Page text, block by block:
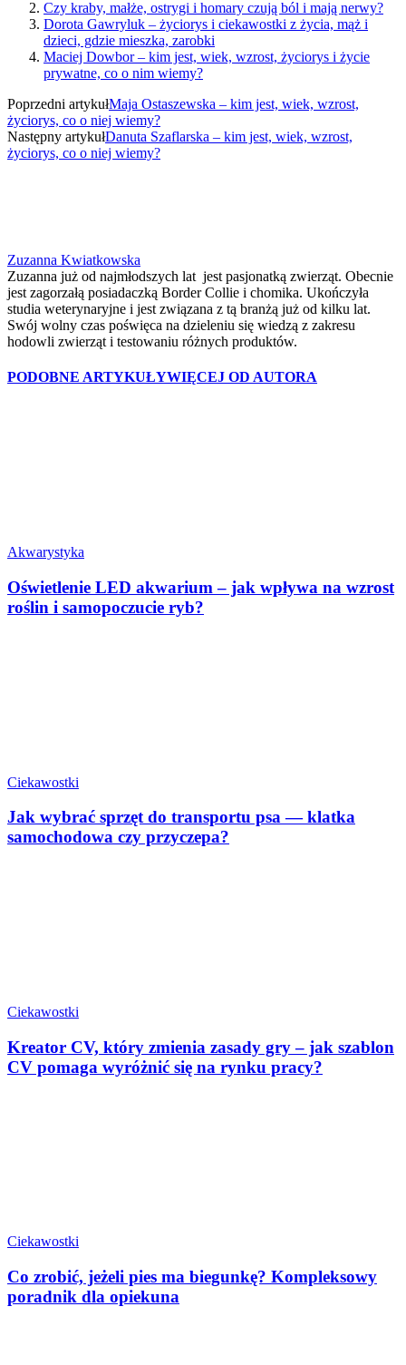
Czy kraby, małże, ostrygi i homary czują ból i mają nerwy?
Dorota Gawryluk – życiorys i ciekawostki z życia, mąż i
dzieci, gdzie mieszka, zarobki
Maciej Dowbor – kim jest, wiek, wzrost, życiorys i życie
prywatne, co o nim wiemy?
Poprzedni artykułMaja Ostaszewska – kim jest, wiek, wzrost,
życiorys, co o niej wiemy?
Następny artykułDanuta Szaflarska – kim jest, wiek, wzrost,
życiorys, co o niej wiemy?
Zuzanna Kwiatkowska
Zuzanna już od najmłodszych lat jest pasjonatką zwierząt. Obecnie
jest zagorzałą posiadaczką Border Collie i chomika. Ukończyła
studia weterynaryjne i jest związana z tą branżą już od kilku lat.
Swój wolny czas poświęca na dzieleniu się wiedzą z zakresu
hodowli zwierząt i testowaniu różnych produktów.
PODOBNE ARTYKUŁYWIĘCEJ OD AUTORA
Akwarystyka
Oświetlenie LED akwarium – jak wpływa na wzrost
roślin i samopoczucie ryb?
Ciekawostki
Jak wybrać sprzęt do transportu psa — klatka
samochodowa czy przyczepa?
Ciekawostki
Kreator CV, który zmienia zasady gry – jak szablon
CV pomaga wyróżnić się na rynku pracy?
Ciekawostki
Co zrobić, jeżeli pies ma biegunkę? Kompleksowy
poradnik dla opiekuna